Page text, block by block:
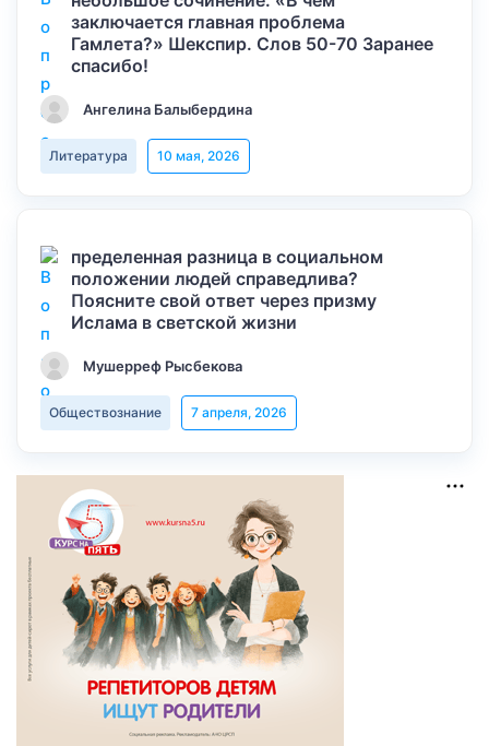
заключается главная проблема
Гамлета?» Шекспир. Слов 50-70 Заранее
спасибо!
Ангелина Балыбердина
Литература 10 мая, 2026
пределенная разница в социальном
положении людей справедлива?
Поясните свой ответ через призму
Ислама в светской жизни
Мушерреф Рысбекова
Обществознание 7 апреля, 2026